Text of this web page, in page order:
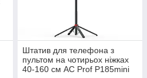
Штатив для телефона з
пультом на чотирьох ніжках
40-160 см AC Prof P185mini